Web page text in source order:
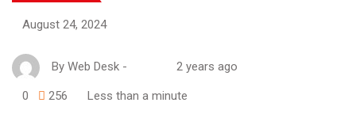
August 24, 2024
By Web Desk - 2 years ago
0 256 Less than a minute